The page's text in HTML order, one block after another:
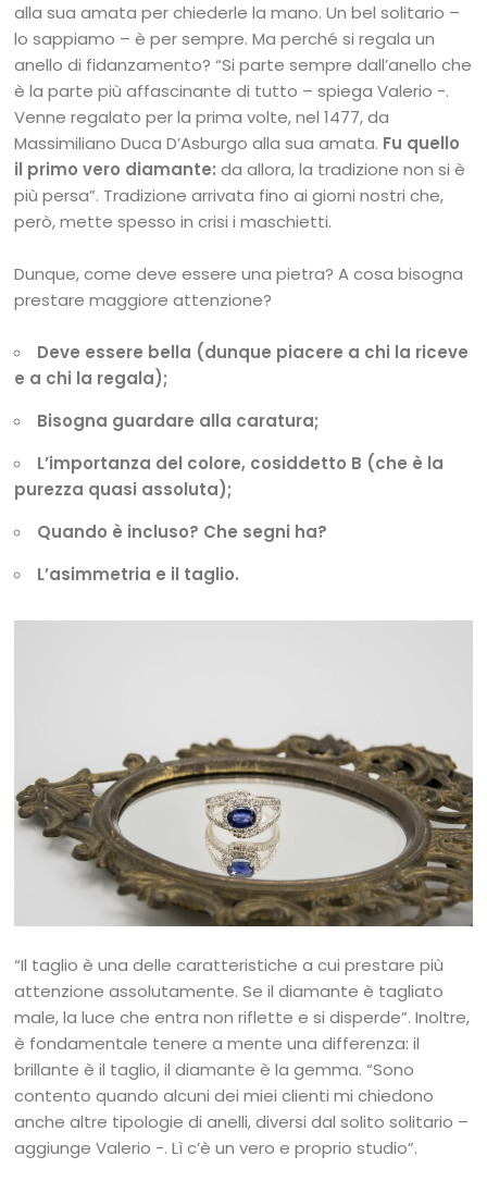
alla sua amata per chiederle la mano. Un bel solitario –
lo sappiamo – è per sempre. Ma perché si regala un
anello di fidanzamento? “Si parte sempre dall’anello che
è la parte più affascinante di tutto – spiega Valerio -.
Venne regalato per la prima volte, nel 1477, da
Massimiliano Duca D’Asburgo alla sua amata. Fu quello
il primo vero diamante: da allora, la tradizione non si è
più persa”. Tradizione arrivata fino ai giorni nostri che,
però, mette spesso in crisi i maschietti.
Dunque, come deve essere una pietra? A cosa bisogna
prestare maggiore attenzione?
Deve essere bella (dunque piacere a chi la riceve
e a chi la regala);
Bisogna guardare alla caratura;
L’importanza del colore, cosiddetto B (che è la
purezza quasi assoluta);
Quando è incluso? Che segni ha?
L’asimmetria e il taglio.
“Il taglio è una delle caratteristiche a cui prestare più
attenzione assolutamente. Se il diamante è tagliato
male, la luce che entra non riflette e si disperde”. Inoltre,
è fondamentale tenere a mente una differenza: il
brillante è il taglio, il diamante è la gemma. “Sono
contento quando alcuni dei miei clienti mi chiedono
anche altre tipologie di anelli, diversi dal solito solitario –
aggiunge Valerio -. Lì c’è un vero e proprio studio”.